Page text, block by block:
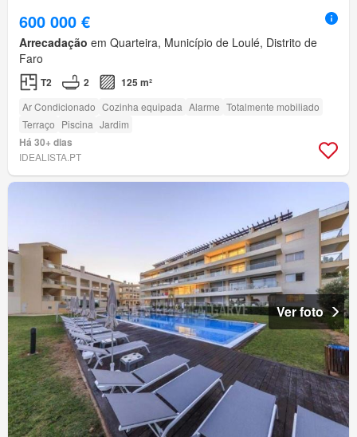
600 000 €
Arrecadação em Quarteira, Município de Loulé, Distrito de
Faro
T2 2 125 m²
Ar Condicionado Cozinha equipada Alarme Totalmente mobiliado
Terraço Piscina Jardim
Há 30+ dias
IDEALISTA.PT
Ver foto